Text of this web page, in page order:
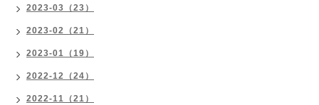
2023-03（23）
2023-02（21）
2023-01（19）
2022-12（24）
2022-11（21）